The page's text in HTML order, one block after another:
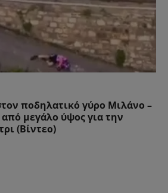
ποδηλατικό γύρο Μιλάνο –
μεγάλο ύψος για την
(Βίντεο)